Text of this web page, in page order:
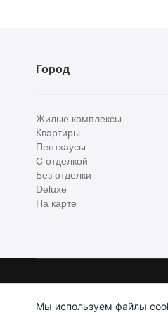
Город
Жилые комплексы
Квартиры
Пентхаусы
С отделкой
Без отделки
Deluxe
На карте
Homehunter - первый
Мы используем файлы